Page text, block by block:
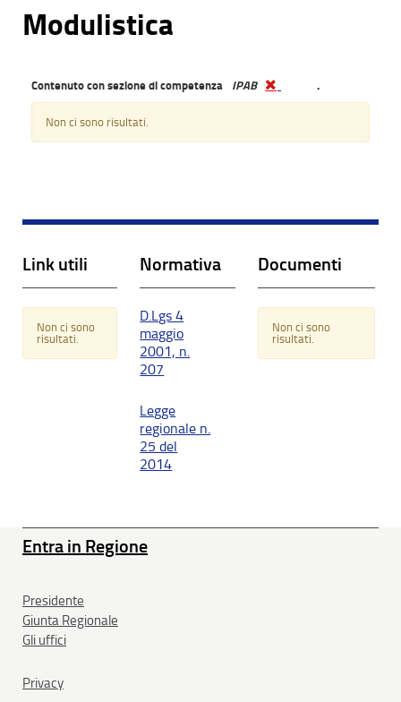
Modulistica
Contenuto con sezione di competenza IPAB .
Non ci sono risultati.
Link utili
Non ci sono
risultati.
Normativa
D.Lgs 4
maggio
2001, n.
207
Legge
regionale n.
25 del
2014
Documenti
Non ci sono
risultati.
Entra in Regione
Presidente
Giunta Regionale
Gli uffici
Privacy